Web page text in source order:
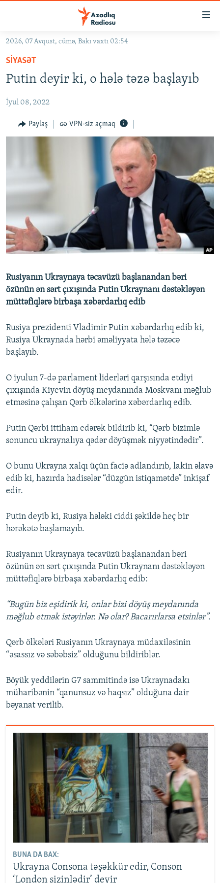
Əsas
qayıt
Əsas
qayıt
GÜNDƏM
KORRUPSIOMETR
#ƏSLINDƏ
FƏRQƏ BAX
MULTIMEDIA
FOTOQALEREYA
İNFOQRAFIKA
KARIKATURA
RADIO ARXIV
OXU ZALI
AZƏRBAYCAN ƏDƏBIYYATI KITABXANASI
İSLAM VƏ DEMOKRATIYA
HAQQIMIZDA
MISSIYAMIZ
PEŞƏ ETIKASI VƏ JURNALISTIKA STANDARTLARIMIZ
AZADLIQRADIOSU MOBIL TELEFONUNUZDA
BIZIMLƏ ƏLAQƏ
BIZI IZLƏ
RFE/RL-in bütün saytları
2026, 07 Avqust, cümə, Bakı vaxtı 02:54
SIYASƏT
Putin deyir ki, o hələ təzə başlayıb
İyul 08, 2022
Paylaş VPN-siz açmaq
Rusiyanın Ukraynaya təcavüzü başlanandan bəri
özünün ən sərt çıxışında Putin Ukraynanı dəstəkləyən
müttəfiqlərə birbaşa xəbərdarlıq edib
Rusiya prezidenti Vladimir Putin xəbərdarlıq edib ki,
Rusiya Ukraynada hərbi əməliyyata hələ təzəcə
başlayıb.
O iyulun 7-də parlament liderləri qarşısında etdiyi
çıxışında Kiyevin döyüş meydanında Moskvanı məğlub
etməsinə çalışan Qərb ölkələrinə xəbərdarlıq edib.
Putin Qərbi ittiham edərək bildirib ki, “Qərb bizimlə
sonuncu ukraynalıya qədər döyüşmək niyyətindədir”.
O bunu Ukrayna xalqı üçün faciə adlandırıb, lakin əlavə
edib ki, hazırda hadisələr “düzgün istiqamətdə” inkişaf
edir.
Putin deyib ki, Rusiya hələki ciddi şəkildə heç bir
hərəkətə başlamayıb.
Rusiyanın Ukraynaya təcavüzü başlanandan bəri
özünün ən sərt çıxışında Putin Ukraynanı dəstəkləyən
müttəfiqlərə birbaşa xəbərdarlıq edib:
“Bugün biz eşidirik ki, onlar bizi döyüş meydanında
məğlub etmək istəyirlər. Nə olar? Bacarırlarsa etsinlər”.
Qərb ölkələri Rusiyanın Ukraynaya müdaxiləsinin
“əsassız və səbəbsiz” olduğunu bildiriblər.
Böyük yeddilərin G7 sammitində isə Ukraynadakı
müharibənin “qanunsuz və haqsız” olduğuna dair
bəyanat verilib.
BUNA DA BAX:
Ukrayna Consona təşəkkür edir, Conson
‘London sizinlədir’ deyir